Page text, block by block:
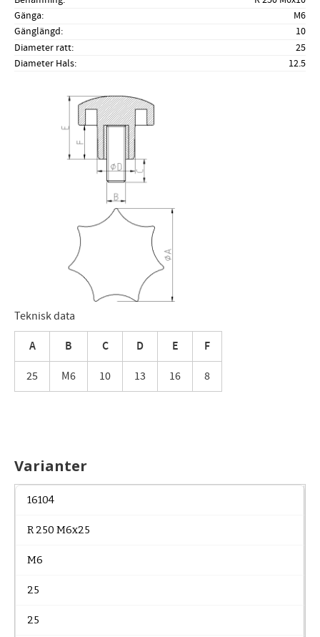
Gänga
M6
Gänglängd
10
Diameter ratt
25
Diameter Hals
12.5
Teknisk data
A B C D E F
25 M6 10 13 16 8
Varianter
16104
R 250 M6x25
M6
25
25